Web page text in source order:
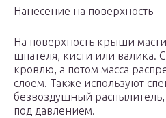
Нанесение на поверхность
На поверхность крыши
шпателя, кисти или валика.
кровлю, а потом масса
слоем. Также используют
безвоздушный
под давлением.